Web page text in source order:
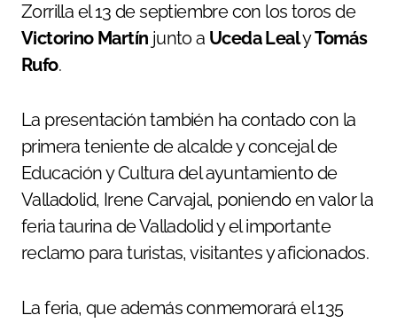
Zorrilla el 13 de septiembre con los toros de
Victorino Martín junto a Uceda LealyTomás
Rufo.
La presentación también ha contado con la
primera teniente de alcalde y concejal de
Educación y Cultura del ayuntamiento de
Valladolid, Irene Carvajal, poniendo en valor la
feria taurina de Valladolid y el importante
reclamo para turistas, visitantes y aficionados.
La feria, que además conmemorará el 135